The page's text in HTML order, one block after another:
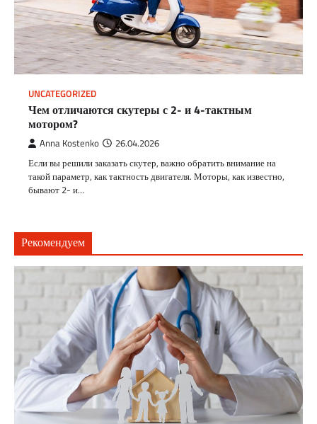
UNCATEGORIZED
Чем отличаются скутеры с 2- и 4-тактным
мотором?
Anna Kostenko 26.04.2026
Если вы решили заказать скутер, важно обратить внимание на
такой параметр, как тактность двигателя. Моторы, как известно,
бывают 2- и…
Рекомендуем